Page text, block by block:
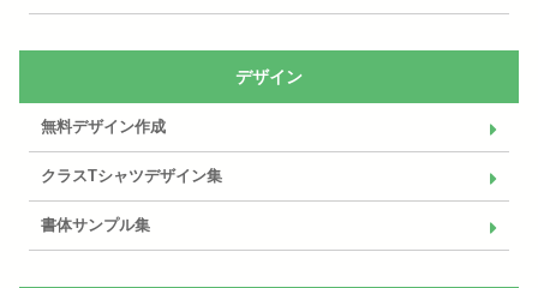
デザイン
無料デザイン作成
クラスTシャツデザイン集
書体サンプル集